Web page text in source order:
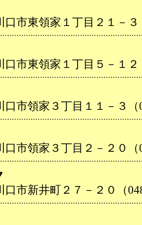
市東領家１丁目２１－３
市東領家１丁目５－１２
市領家３丁目１１－３（
市領家３丁目２－２０（
市新井町２７－２０（